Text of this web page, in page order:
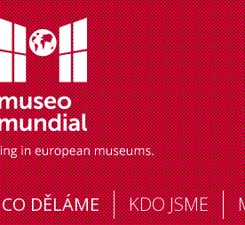
CO DĚLÁME KDO JSME